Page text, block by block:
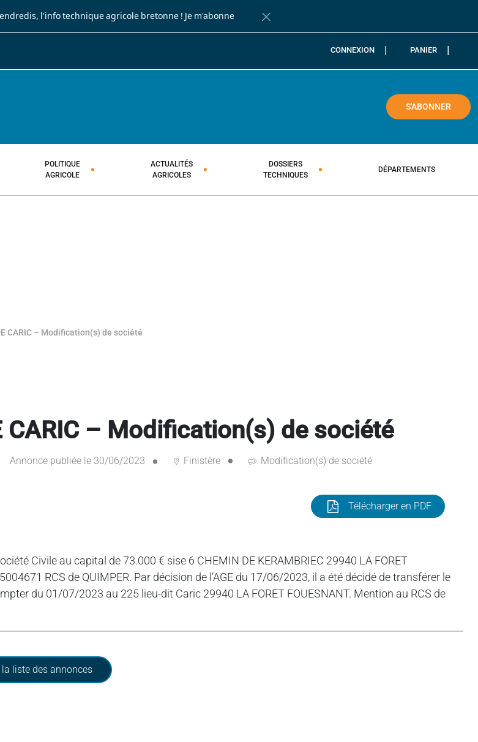
l'info technique agricole bretonne ! Je m'abonne
Fermer la barre de notification
CONNEXION PANIER
S'ABONNER
POLITIQUE
AGRICOLE
ACTUALITÉS
AGRICOLES
DOSSIERS
TECHNIQUES
DÉPARTEMENTS
CARIC – Modification(s) de société
CARIC – Modification(s) de société
Annonce publiée le 30/06/2023 Finistère Modification(s) de société
Télécharger en PDF
Civile au capital de 73.000 € sise 6 CHEMIN DE KERAMBRIEC 29940 LA FORET
RCS de QUIMPER. Par décision de l’AGE du 17/06/2023, il a été décidé de transférer le
du 01/07/2023 au 225 lieu-dit Caric 29940 LA FORET FOUESNANT. Mention au RCS de
la liste des annonces